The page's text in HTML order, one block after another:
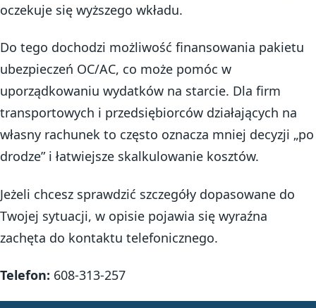
oczekuje się wyższego wkładu.
Do tego dochodzi możliwość finansowania pakietu
ubezpieczeń OC/AC, co może pomóc w
uporządkowaniu wydatków na starcie. Dla firm
transportowych i przedsiębiorców działających na
własny rachunek to często oznacza mniej decyzji „po
drodze” i łatwiejsze skalkulowanie kosztów.
Jeżeli chcesz sprawdzić szczegóły dopasowane do
Twojej sytuacji, w opisie pojawia się wyraźna
zachęta do kontaktu telefonicznego.
Telefon: 608-313-257